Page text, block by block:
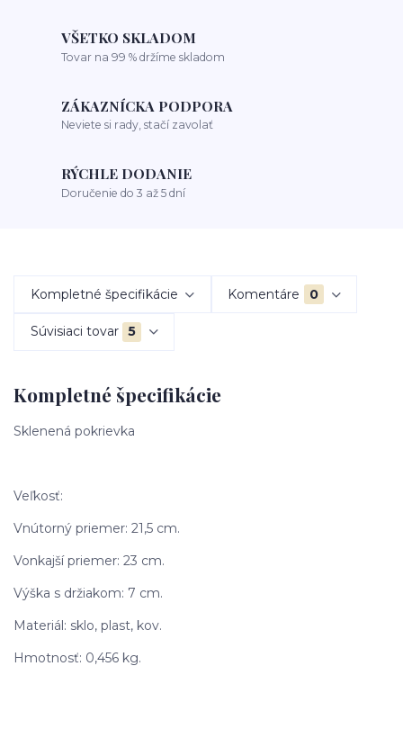
VŠETKO SKLADOM
Tovar na 99 % držíme skladom
ZÁKAZNÍCKA PODPORA
Neviete si rady, stačí zavolať
RÝCHLE DODANIE
Doručenie do 3 až 5 dní
Kompletné špecifikácie Komentáre 0
Súvisiaci tovar 5
Kompletné špecifikácie
Sklenená pokrievka
Veľkosť:
Vnútorný priemer: 21,5 cm.
Vonkajší priemer: 23 cm.
Výška s držiakom: 7 cm.
Materiál: sklo, plast, kov.
Hmotnosť: 0,456 kg.